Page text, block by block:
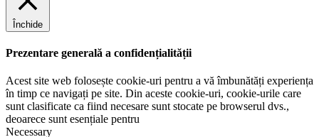
Închide
Prezentare generală a confidențialității
Acest site web folosește cookie-uri pentru a vă îmbunătăți experiența
în timp ce navigați pe site. Din aceste cookie-uri, cookie-urile care
sunt clasificate ca fiind necesare sunt stocate pe browserul dvs.,
deoarece sunt esențiale pentru
Necessary